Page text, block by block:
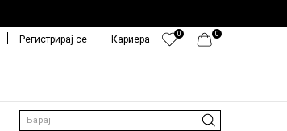
0
0
Кариера
Регистрирај се
Барај